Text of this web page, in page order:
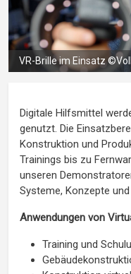
VR-Brille im Einsatz
Digitale Hilfsmittel
genutzt. Die
Konstruktion und
Trainings bis zu
unseren
Systeme, Konzepte
Anwendungen von
Training und